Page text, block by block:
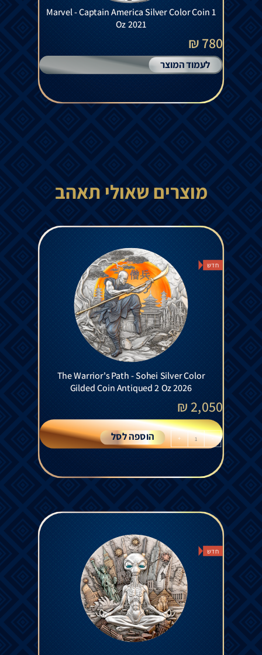
Marvel - Captain America Silver Color Coin 1
Oz 2021
780 ₪
לעמוד המוצר
מוצרים שאולי תאהב
חדש
The Warrior's Path - Sohei Silver Color
Gilded Coin Antiqued 2 Oz 2026
2,050
₪
-
+ הוספה לסל
חדש